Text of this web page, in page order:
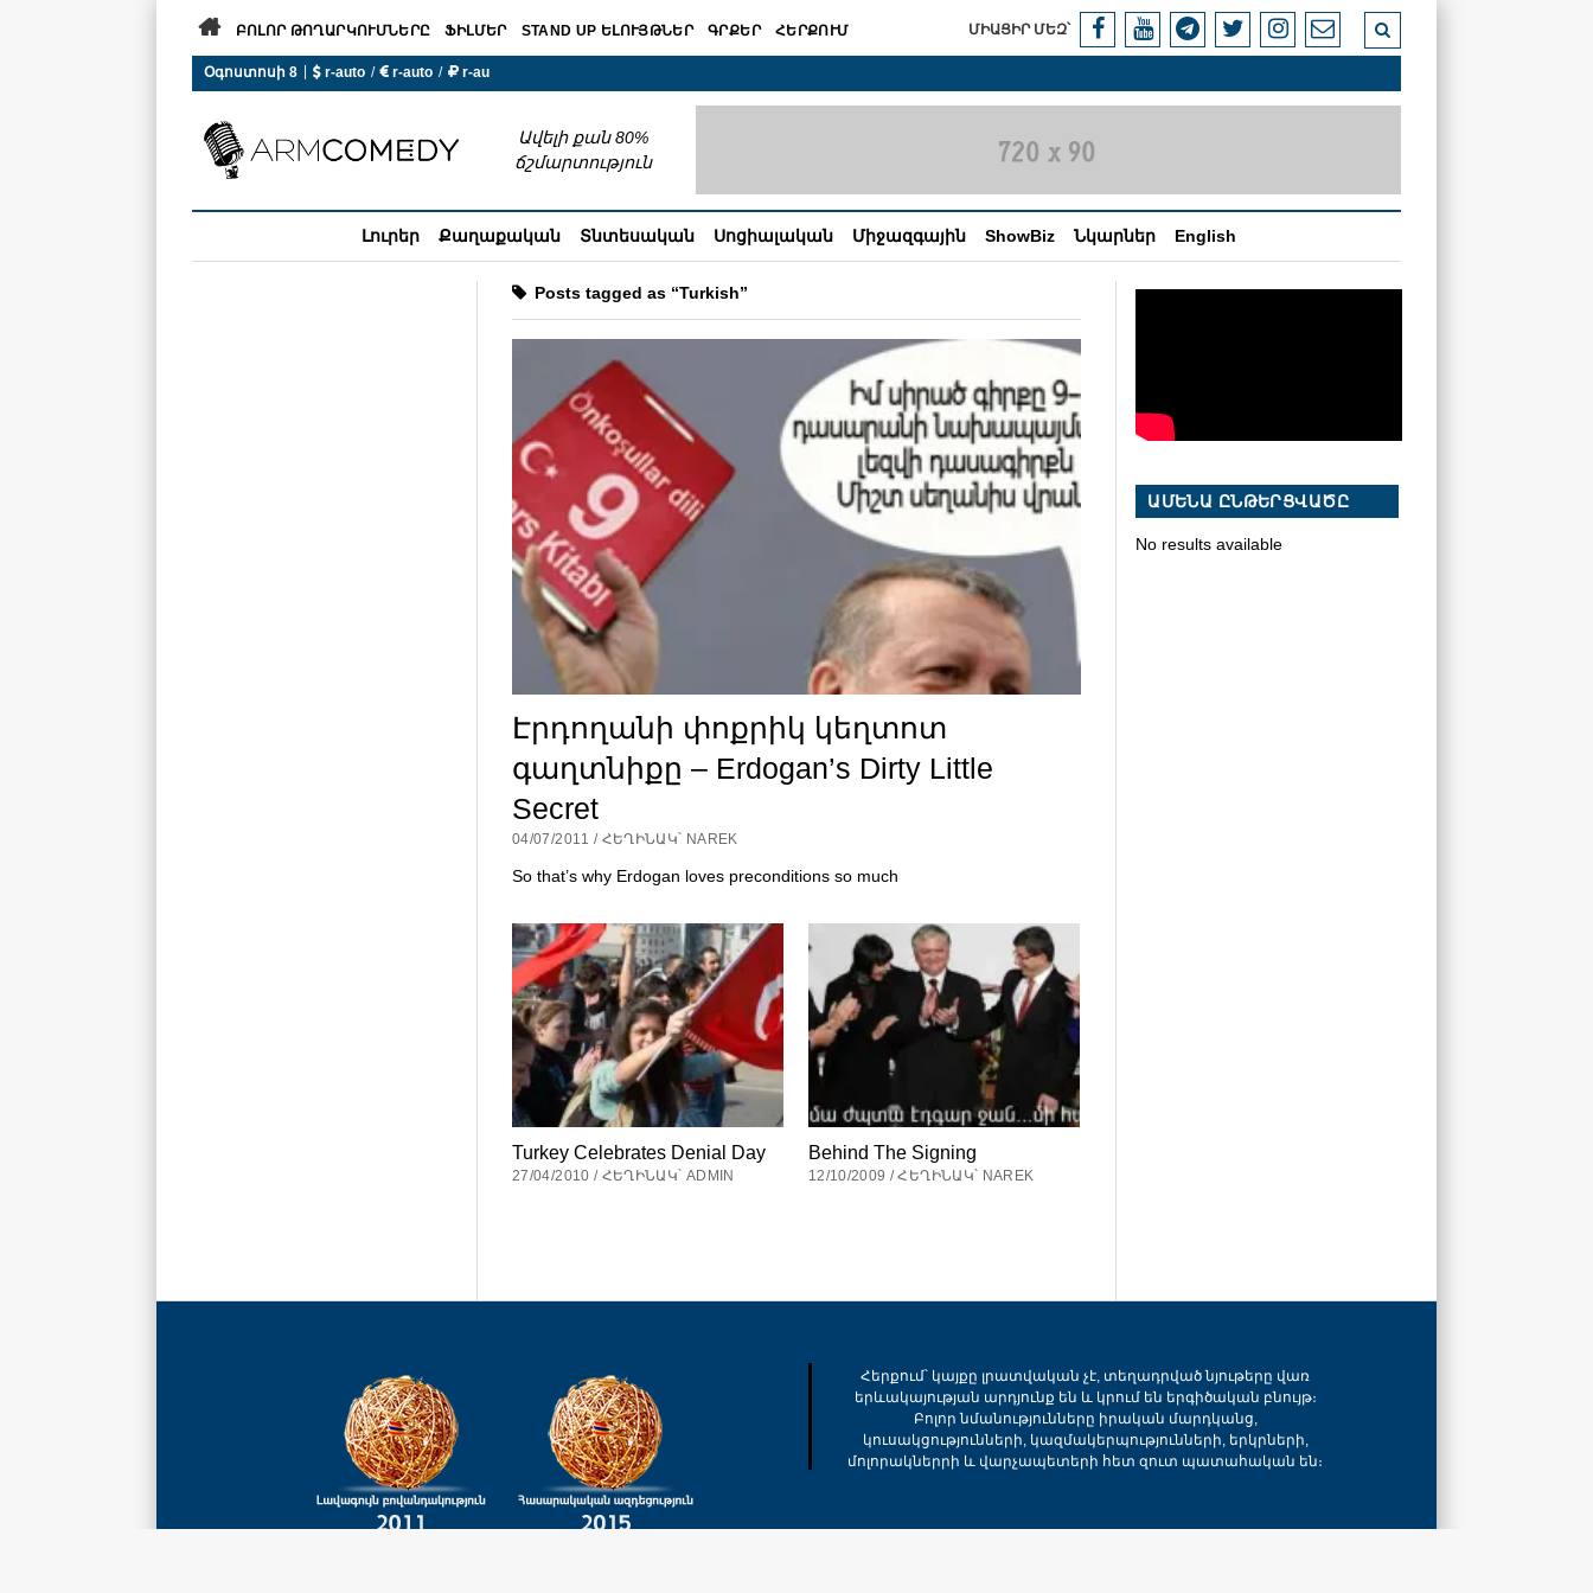
 ԲՈԼՈՐ ԹՈՂԱՐԿՈՒՄՆԵՐԸ ՖԻԼՄԵՐ STAND UP ԵԼՈՒՅԹՆԵՐ ԳՐՔԵՐ ՀԵՐՔՈՒՄ ՄԻԱՑԻՐ ՄԵԶ՝
Օգոստոսի 8 |  r-auto /  r-auto /  r-au
Ավելի քան 80%
ճշմարտություն
Լուրեր Քաղաքական Տնտեսական Սոցիալական Միջազգային ShowBiz Նկարներ English
Posts tagged as “Turkish”
Էրդողանի փոքրիկ կեղտոտ
գաղտնիքը – Erdogan’s Dirty Little
Secret
04/07/2011 / ՀԵՂԻՆԱԿ՝ NAREK
So that’s why Erdogan loves preconditions so much
Turkey Celebrates Denial Day
27/04/2010 / ՀԵՂԻՆԱԿ՝ ADMIN
Behind The Signing
12/10/2009 / ՀԵՂԻՆԱԿ՝ NAREK
ԱՄԵՆԱ ԸՆԹԵՐՑՎԱԾԸ
No results available
Հերքում՝ կայքը լրատվական չէ, տեղադրված նյութերը վառ
երևակայության արդյունք են և կրում են երգիծական բնույթ։
Բոլոր նմանությունները իրական մարդկանց,
կուսակցությունների, կազմակերպությունների, երկրների,
մոլորակներրի և վարչապետերի հետ զուտ պատահական են։